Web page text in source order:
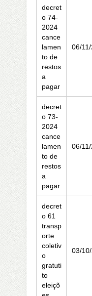
decret
o 74-
2024
cance
lamen
to de
restos
a
pagar
06/
decret
o 73-
2024
cance
lamen
to de
restos
a
pagar
06/
decret
o 61
transp
orte
coletiv
o
gratuti
to
eleiçõ
03/